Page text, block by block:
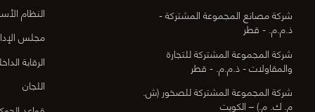
شركة مصانع المجموعة المشتركة -
ذ.م.م. - قطر
شركة المجموعة المشتركة للتجارة
والمقاولات - ذ.م.م. - قطر
شركة المجموعة المشتركة للصخور (ش.
م. ك. م.) – الكويت
النظام
مجلس
الرقابة
اللجان